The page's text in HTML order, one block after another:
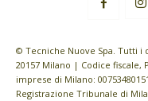
© Tecniche Nuove Spa. Tutti i
20157 Milano | Codice fiscale,
imprese di Milano: 00753480151
Registrazione Tribunale di